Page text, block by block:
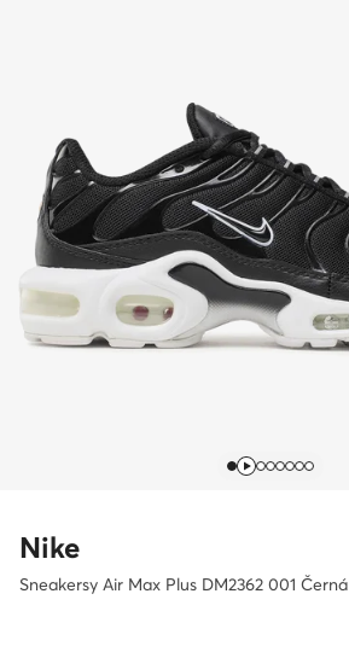
Nike
Sneakersy Air Max Plus DM2362 001 Černá